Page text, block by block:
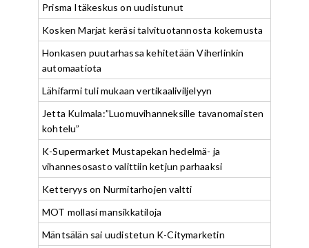
Prisma Itäkeskus on uudistunut
Kosken Marjat keräsi talvituotannosta kokemusta
Honkasen puutarhassa kehitetään Viherlinkin
automaatiota
Lähifarmi tuli mukaan vertikaaliviljelyyn
Jetta Kulmala:”Luomuvihanneksille tavanomaisten
kohtelu”
K-Supermarket Mustapekan hedelmä- ja
vihannesosasto valittiin ketjun parhaaksi
Ketteryys on Nurmitarhojen valtti
MOT mollasi mansikkatiloja
Mäntsälän sai uudistetun K-Citymarketin